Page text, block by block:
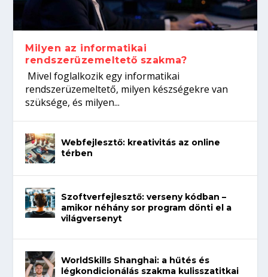
koffeinről?
Így növelheted az esélyedet az
állásinterjúra...
Tanulj szakmát!
Milyen az informatikai
rendszerüzemeltető szakma?
Mivel foglalkozik egy informatikai
rendszerüzemeltető, milyen készségekre van
szüksége, és milyen...
Webfejlesztő: kreativitás az online
térben
Szoftverfejlesztő: verseny kódban –
amikor néhány sor program dönti el a
világversenyt
WorldSkills Shanghai: a hűtés és
légkondicionálás szakma kulisszatitkai